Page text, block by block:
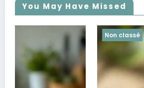
You May Have Missed
Non classé